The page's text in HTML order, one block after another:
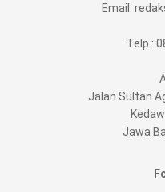
Email:
Telp.:
Jalan Sultan
Jawa